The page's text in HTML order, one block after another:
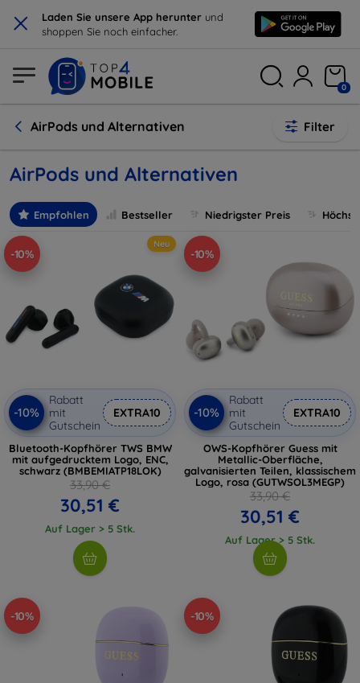
× Laden Sie unsere App herunter und
shoppen Sie noch einfacher.
0
AirPods und Alternativen Filter
AirPods und Alternativen
Empfohlen Bestseller Niedrigster Preis
-10%
Neu
-10%
Rabatt
mit
Gutschein
EXTRA10
Bluetooth-Kopfhörer TWS BMW
mit aufgedrucktem Logo, ENC,
schwarz (BMBEMIATP18LOK)
33,90 €
30,51 €
Auf Lager > 5 Stk.
-10%
-10%
Rabatt
mit
Gutschein
EXTRA10
OWS-Kopfhörer Guess mit
Metallic-Oberfläche,
galvanisierten Teilen, klassischem
Logo, rosa (GUTWSOL3MEGP)
33,90 €
30,51 €
Auf Lager > 5 Stk.
-10% -10%